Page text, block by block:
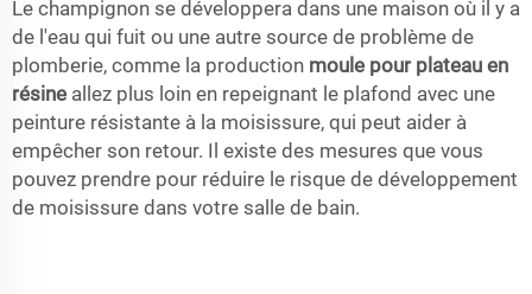
Le champignon se développera dans une maison où il y a
de l'eau qui fuit ou une autre source de problème de
plomberie, comme la production moule pour plateau en
résine allez plus loin en repeignant le plafond avec une
peinture résistante à la moisissure, qui peut aider à
empêcher son retour. Il existe des mesures que vous
pouvez prendre pour réduire le risque de développement
de moisissure dans votre salle de bain.